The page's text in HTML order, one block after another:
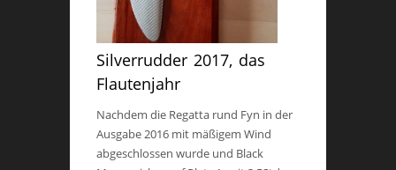
Silverrudder 2017, das
Flautenjahr
Nachdem die Regatta rund Fyn in der
Ausgabe 2016 mit mäßigem Wind
abgeschlossen wurde und Black